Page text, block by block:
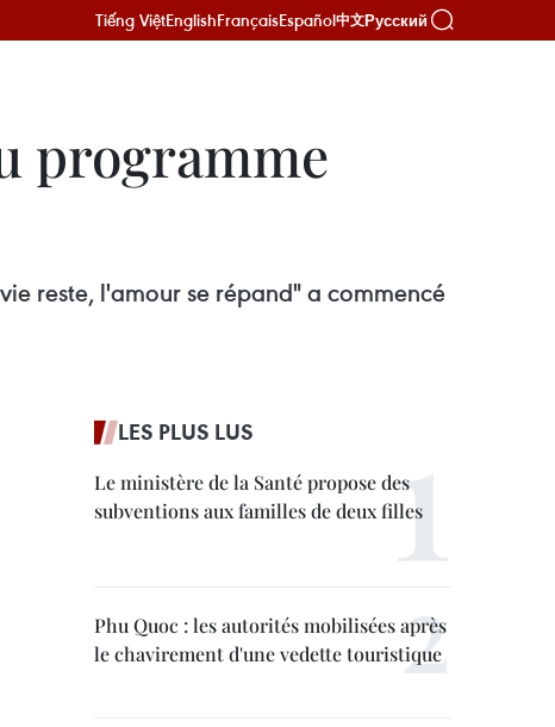
Tiếng ViệtEnglishFrançaisEspañol中文Русский
programme
reste, l'amour se répand" a commencé
LES PLUS LUS
Le ministère de la Santé propose des
subventions aux familles de deux filles
Phu Quoc : les autorités mobilisées après
le chavirement d'une vedette touristique